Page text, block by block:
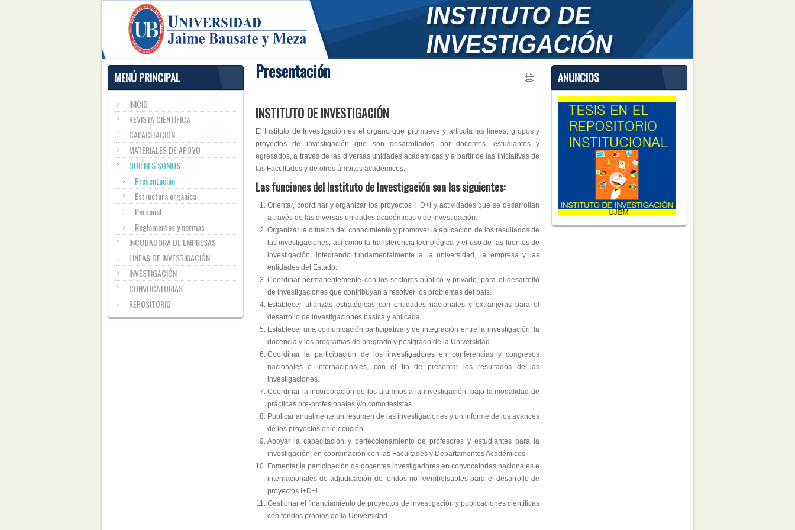
MENÚ PRINCIPAL
INICIO
REVISTA CIENTÍFICA
CAPACITACIÓN
MATERIALES DE APOYO
QUIÉNES SOMOS
Presentación
Estructura orgánica
Personal
Reglamentos y normas
INCUBADORA DE EMPRESAS
LÍNEAS DE INVESTIGACIÓN
INVESTIGACIÓN
CONVOCATORIAS
REPOSITORIO
Presentación
INSTITUTO DE INVESTIGACIÓN
El Instituto de Investigación es el órgano que promueve y articula las líneas, grupos y
proyectos de investigación que son desarrollados por docentes, estudiantes y
egresados, a través de las diversas unidades académicas y a partir de las iniciativas de
las Facultades y de otros ámbitos académicos.
Las funciones del Instituto de Investigación son las siguientes:
Orientar, coordinar y organizar los proyectos I+D+i y actividades que se desarrollan
a través de las diversas unidades académicas y de investigación.
Organizar la difusión del conocimiento y promover la aplicación de los resultados de
las investigaciones, así como la transferencia tecnológica y el uso de las fuentes de
investigación, integrando fundamentalmente a la universidad, la empresa y las
entidades del Estado.
Coordinar permanentemente con los sectores público y privado, para el desarrollo
de investigaciones que contribuyan a resolver los problemas del país.
Establecer alianzas estratégicas con entidades nacionales y extranjeras para el
desarrollo de investigaciones básica y aplicada.
Establecer una comunicación participativa y de integración entre la investigación, la
docencia y los programas de pregrado y postgrado de la Universidad.
Coordinar la participación de los investigadores en conferencias y congresos
nacionales e internacionales, con el fin de presentar los resultados de las
investigaciones.
Coordinar la incorporación de los alumnos a la investigación, bajo la modalidad de
prácticas pre-profesionales y/o como tesistas.
Publicar anualmente un resumen de las investigaciones y un informe de los avances
de los proyectos en ejecución.
Apoyar la capacitación y perfeccionamiento de profesores y estudiantes para la
investigación, en coordinación con las Facultades y Departamentos Académicos.
Fomentar la participación de docentes investigadores en convocatorias nacionales e
internacionales de adjudicación de fondos no reembolsables para el desarrollo de
proyectos I+D+i.
Gestionar el financiamiento de proyectos de investigación y publicaciones científicas
con fondos propios de la Universidad.
ANUNCIOS